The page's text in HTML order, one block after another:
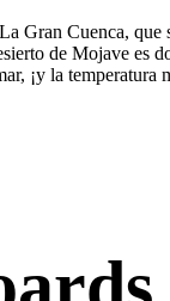
Gran Cuenca,
de Mojave es
¡y la temperatura